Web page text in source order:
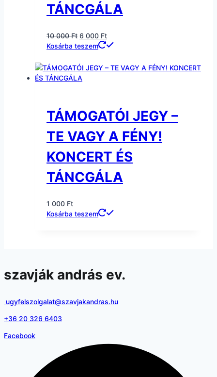
TÁNCGÁLA
10 000Ft Original
price
10
000 Ft.
6 000 FtCurrent
price
6
Kosárba teszem
TÁMOGATÓI JEGY –
TE VAGY A FÉNY!
KONCERT ÉS
TÁNCGÁLA
1 000 Ft
Kosárba teszem
szavják andrás ev.
ugyfelszolgalat@szavjakandras.hu
+36 20 326 6403
Facebook